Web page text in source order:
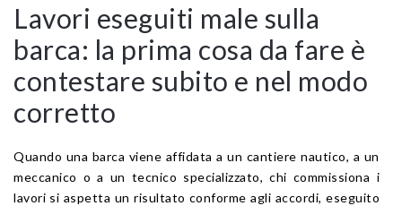
Lavori eseguiti male sulla
barca: la prima cosa da fare è
contestare subito e nel modo
corretto
Quando una barca viene affidata a un cantiere nautico, a un
meccanico o a un tecnico specializzato, chi commissiona i
lavori si aspetta un risultato conforme agli accordi, eseguito